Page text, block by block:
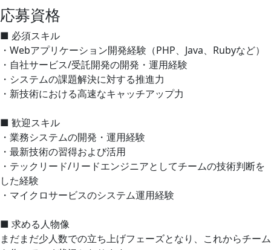
応募資格
■ 必須スキル
・Webアプリケーション開発経験（PHP、Java、Rubyなど）
・自社サービス/受託開発の開発・運用経験
・システムの課題解決に対する推進力
・新技術における高速なキャッチアップ力
■ 歓迎スキル
・業務システムの開発・運用経験
・最新技術の習得および活用
・テックリード/リードエンジニアとしてチームの技術判断を
した経験
・マイクロサービスのシステム運用経験
■ 求める人物像
まだまだ少人数での立ち上げフェーズとなり、これからチーム